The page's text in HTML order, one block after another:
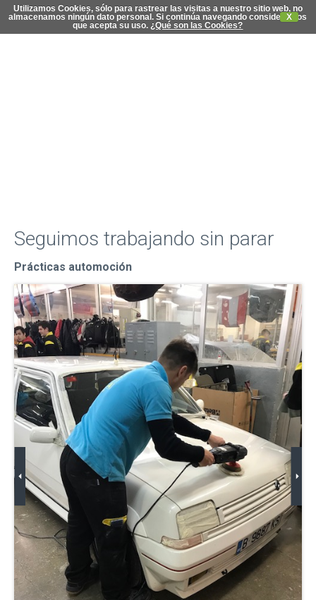
Utilizamos Cookies, sólo para rastrear las visitas a nuestro sitio web, no
almacenamos ningún dato personal. Si continúa navegando consideramos
que acepta su uso.
X
¿Qué son las Cookies?
Seguimos trabajando sin parar
Prácticas automoción